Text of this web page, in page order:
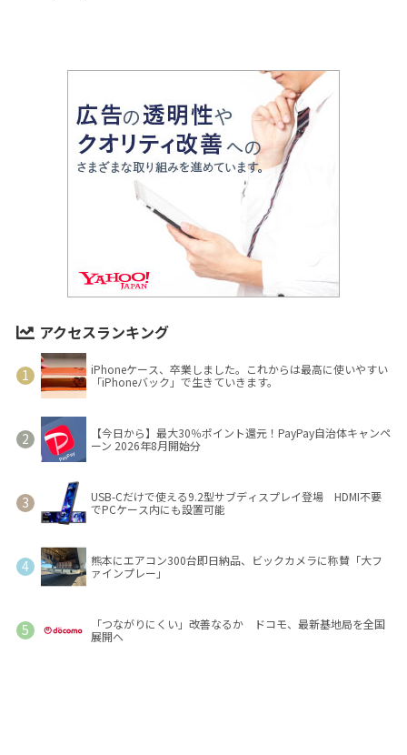
アクセスランキング
iPhoneケース、卒業しました。これからは最高に使いやすい
「iPhoneバック」で生きていきます。
【今日から】最大30％ポイント還元！PayPay自治体キャンペ
ーン 2026年8月開始分
USB-Cだけで使える9.2型サブディスプレイ登場 HDMI不要
でPCケース内にも設置可能
熊本にエアコン300台即日納品、ビックカメラに称賛「大フ
ァインプレー」
「つながりにくい」改善なるか ドコモ、最新基地局を全国
展開へ